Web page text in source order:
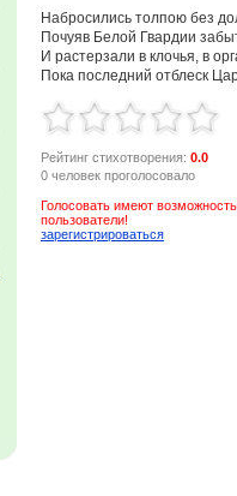
Набросились толпою без
Почуяв Белой Гвардии
И растерзали в клочья, в
Пока последний отблеск
Рейтинг стихотворения: 0.0
0 человек проголосовало
Голосовать имеют
пользователи!
зарегистрироваться